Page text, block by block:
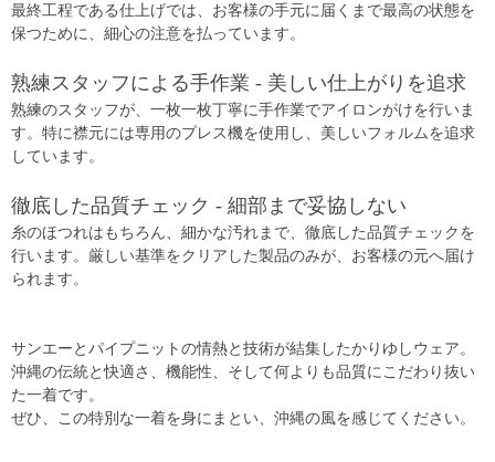
最終工程である仕上げでは、お客様の手元に届くまで最高の状態を
保つために、細心の注意を払っています。
熟練スタッフによる手作業 - 美しい仕上がりを追求
熟練のスタッフが、一枚一枚丁寧に手作業でアイロンがけを行いま
す。特に襟元には専用のプレス機を使用し、美しいフォルムを追求
しています。
徹底した品質チェック - 細部まで妥協しない
糸のほつれはもちろん、細かな汚れまで、徹底した品質チェックを
行います。厳しい基準をクリアした製品のみが、お客様の元へ届け
られます。
サンエーとパイプニットの情熱と技術が結集したかりゆしウェア。
沖縄の伝統と快適さ、機能性、そして何よりも品質にこだわり抜い
た一着です。
ぜひ、この特別な一着を身にまとい、沖縄の風を感じてください。